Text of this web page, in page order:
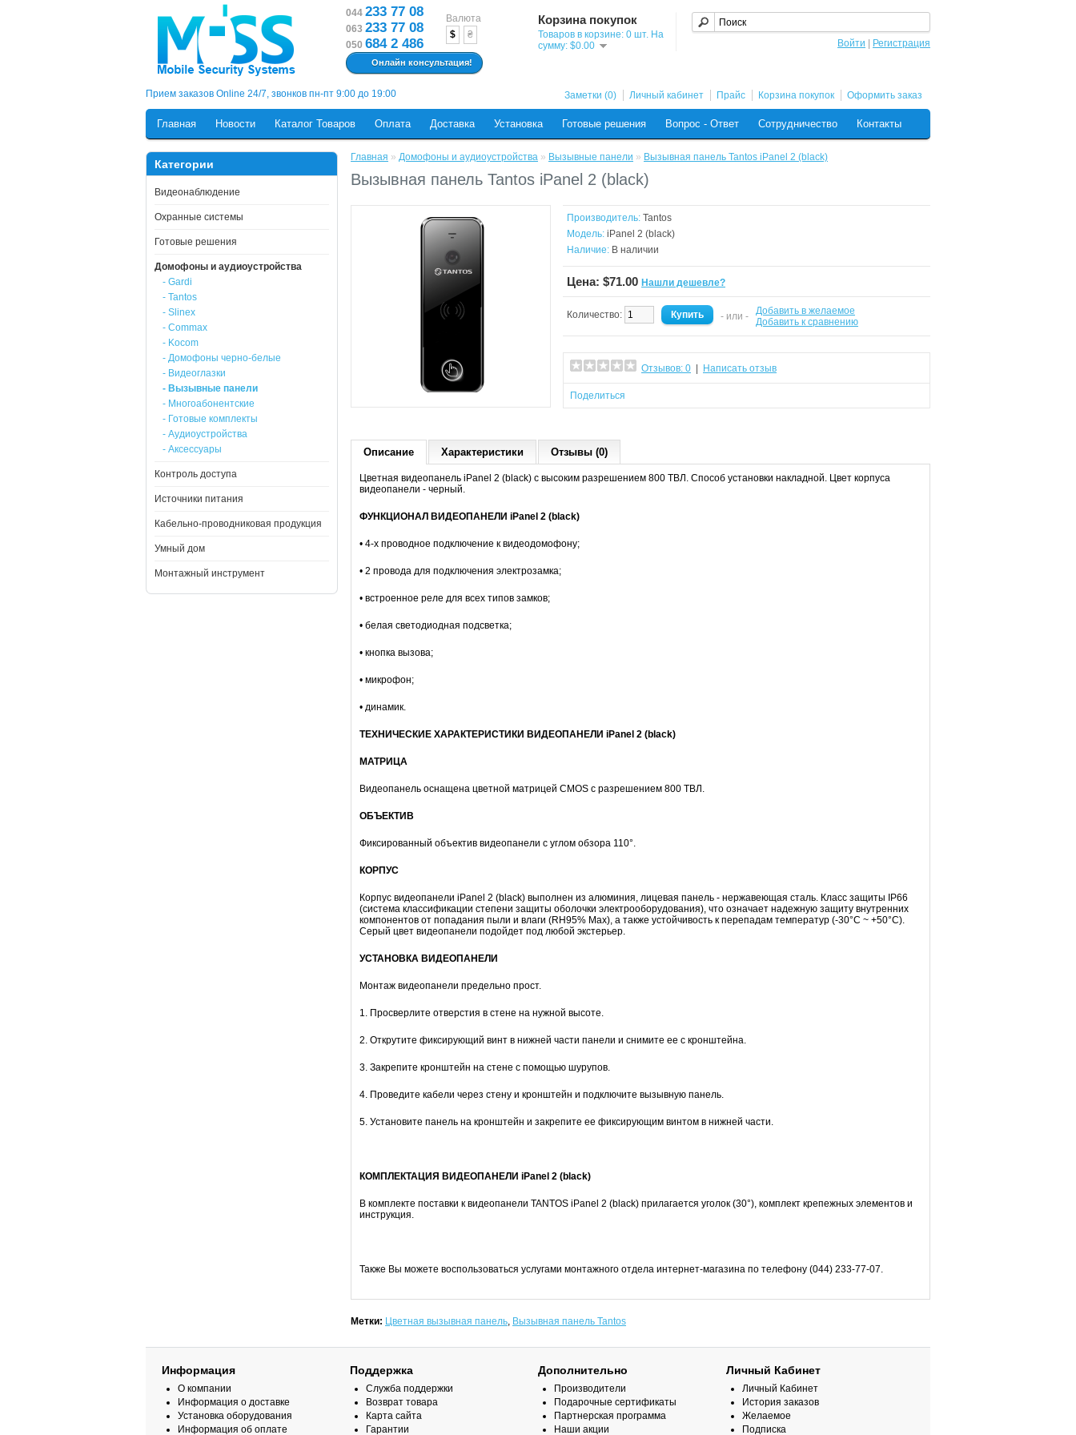
Прием заказов Online 24/7, звонков пн-пт 9:00 до 19:00
044 233 77 08
063 233 77 08
050 684 2 486
Онлайн консультация!
Валюта
$
₴
Корзина покупок
Товаров в корзине: 0 шт. На
сумму: $0.00
Войти Регистрация
Заметки (0) Личный кабинет Прайс Корзина покупок Оформить заказ
Главная Новости Каталог Товаров Оплата Доставка Установка Готовые решения Вопрос - Ответ Сотрудничество Контакты
Категории
Видеонаблюдение
Охранные системы
Готовые решения
Домофоны и аудиоустройства
- Gardi
- Tantos
- Slinex
- Commax
- Kocom
- Домофоны черно-белые
- Видеоглазки
- Вызывные панели
- Многоабонентские
- Готовые комплекты
- Аудиоустройства
- Аксессуары
Контроль доступа
Источники питания
Кабельно-проводниковая продукция
Умный дом
Монтажный инструмент
Главная » Домофоны и аудиоустройства » Вызывные панели » Вызывная панель Tantos iPanel 2 (black)
Вызывная панель Tantos iPanel 2 (black)
Производитель: Tantos
Модель: iPanel 2 (black)
Наличие: В наличии
Цена: $71.00 Нашли дешевле?
Количество: - или - Добавить в желаемое
Добавить к сравнению
Отзывов: 0 Написать отзыв
Поделиться
Описание Характеристики Отзывы (0)
Цветная видеопанель iPanel 2 (black) с высоким разрешением 800 ТВЛ. Способ установки накладной. Цвет корпуса
видеопанели - черный.
ФУНКЦИОНАЛ ВИДЕОПАНЕЛИ iPanel 2 (black)
• 4-х проводное подключение к видеодомофону;
• 2 провода для подключения электрозамка;
• встроенное реле для всех типов замков;
• белая светодиодная подсветка;
• кнопка вызова;
• микрофон;
• динамик.
ТЕХНИЧЕСКИЕ ХАРАКТЕРИСТИКИ ВИДЕОПАНЕЛИ iPanel 2 (black)
МАТРИЦА
Видеопанель оснащена цветной матрицей CMOS с разрешением 800 ТВЛ.
ОБЪЕКТИВ
Фиксированный объектив видеопанели с углом обзора 110°.
КОРПУС
Корпус видеопанели iPanel 2 (black) выполнен из алюминия, лицевая панель - нержавеющая сталь. Класс защиты IP66
(система классификации степени защиты оболочки электрооборудования), что означает надежную защиту внутренних
компонентов от попадания пыли и влаги (RH95% Max), а также устойчивость к перепадам температур (-30°C ~ +50°C).
Серый цвет видеопанели подойдет под любой экстерьер.
УСТАНОВКА ВИДЕОПАНЕЛИ
Монтаж видеопанели предельно прост.
1. Просверлите отверстия в стене на нужной высоте.
2. Открутите фиксирующий винт в нижней части панели и снимите ее с кронштейна.
3. Закрепите кронштейн на стене с помощью шурупов.
4. Проведите кабели через стену и кронштейн и подключите вызывную панель.
5. Установите панель на кронштейн и закрепите ее фиксирующим винтом в нижней части.
КОМПЛЕКТАЦИЯ ВИДЕОПАНЕЛИ iPanel 2 (black)
В комплекте поставки к видеопанели TANTOS iPanel 2 (black) прилагается уголок (30°), комплект крепежных элементов и
инструкция.
Также Вы можете воспользоваться услугами монтажного отдела интернет-магазина по телефону (044) 233-77-07.
Метки: Цветная вызывная панель, Вызывная панель Tantos
Информация
О компании
Информация о доставке
Установка оборудования
Информация об оплате
Поддержка
Служба поддержки
Возврат товара
Карта сайта
Гарантии
Дополнительно
Производители
Подарочные сертификаты
Партнерская программа
Наши акции
Личный Кабинет
Личный Кабинет
История заказов
Желаемое
Подписка